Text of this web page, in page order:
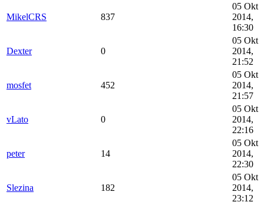
MikelCRS 837
05 Okt
2014,
16:30
Dexter 0
05 Okt
2014,
21:52
mosfet 452
05 Okt
2014,
21:57
vLato 0
05 Okt
2014,
22:16
peter 14
05 Okt
2014,
22:30
Slezina 182
05 Okt
2014,
23:12